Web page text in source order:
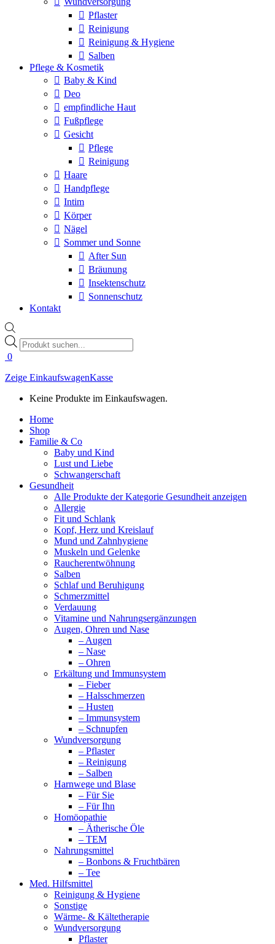
Pflaster
Reinigung
Reinigung & Hygiene
Salben
Pflege & Kosmetik
Baby & Kind
Deo
empfindliche Haut
Fußpflege
Gesicht
Pflege
Reinigung
Haare
Handpflege
Intim
Körper
Nägel
Sommer und Sonne
After Sun
Bräunung
Insektenschutz
Sonnenschutz
Kontakt
Products
search
0
Zeige EinkaufswagenKasse
Keine Produkte im Einkaufswagen.
Home
Shop
Familie & Co
Baby und Kind
Lust und Liebe
Schwangerschaft
Gesundheit
Alle Produkte der Kategorie Gesundheit anzeigen
Allergie
Fit und Schlank
Kopf, Herz und Kreislauf
Mund und Zahnhygiene
Muskeln und Gelenke
Raucherentwöhnung
Salben
Schlaf und Beruhigung
Schmerzmittel
Verdauung
Vitamine und Nahrungsergänzungen
Augen, Ohren und Nase
– Augen
– Nase
– Ohren
Erkältung und Immunsystem
– Fieber
– Halsschmerzen
– Husten
– Immunsystem
– Schnupfen
Wundversorgung
– Pflaster
– Reinigung
– Salben
Harnwege und Blase
– Für Sie
– Für Ihn
Homöopathie
– Ätherische Öle
– TEM
Nahrungsmittel
– Bonbons & Fruchtbären
– Tee
Med. Hilfsmittel
Reinigung & Hygiene
Sonstige
Wärme- & Kältetherapie
Wundversorgung
Pflaster